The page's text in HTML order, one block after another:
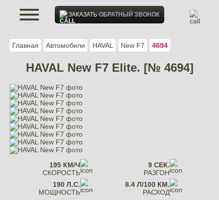
Главная Автомобили HAVAL New F7 4694
HAVAL New F7 Elite. [№ 4694]
195 КМ/Ч
СКОРОСТЬ
9 СЕК.
РАЗГОН
190 Л.С.
МОЩНОСТЬ
8.4 Л/100 КМ.
РАСХОД
ЗАКАЗАТЬОБРАТНЫЙ ЗВОНОК